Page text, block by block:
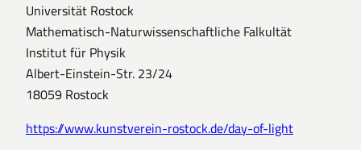
Universität Rostock
Mathematisch-Naturwissenschaftliche Falkultät
Institut für Physik
Albert-Einstein-Str. 23/24
18059 Rostock
https://www.kunstverein-rostock.de/day-of-light